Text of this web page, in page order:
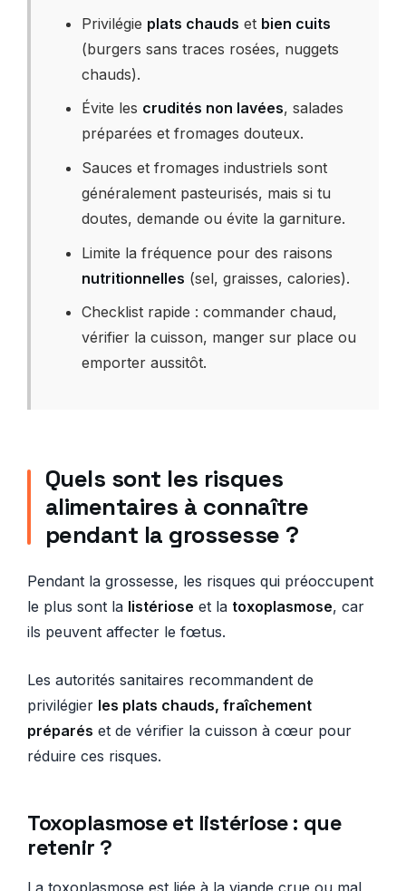
Privilégie plats chauds et bien cuits
(burgers sans traces rosées, nuggets
chauds).
Évite les crudités non lavées, salades
préparées et fromages douteux.
Sauces et fromages industriels sont
généralement pasteurisés, mais si tu
doutes, demande ou évite la garniture.
Limite la fréquence pour des raisons
nutritionnelles (sel, graisses, calories).
Checklist rapide : commander chaud,
vérifier la cuisson, manger sur place ou
emporter aussitôt.
Quels sont les risques
alimentaires à connaître
pendant la grossesse ?
Pendant la grossesse, les risques qui préoccupent
le plus sont la listériose et la toxoplasmose, car
ils peuvent affecter le fœtus.
Les autorités sanitaires recommandent de
privilégier les plats chauds, fraîchement
préparés et de vérifier la cuisson à cœur pour
réduire ces risques.
Toxoplasmose et listériose : que
retenir ?
La toxoplasmose est liée à la viande crue ou mal